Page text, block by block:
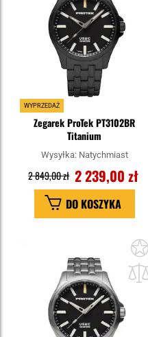
WYPRZEDAŻ
Zegarek ProTek PT3102BR
Titanium
Wysyłka: Natychmiast
2 239,00 zł
2 849,00 zł
DO KOSZYKA